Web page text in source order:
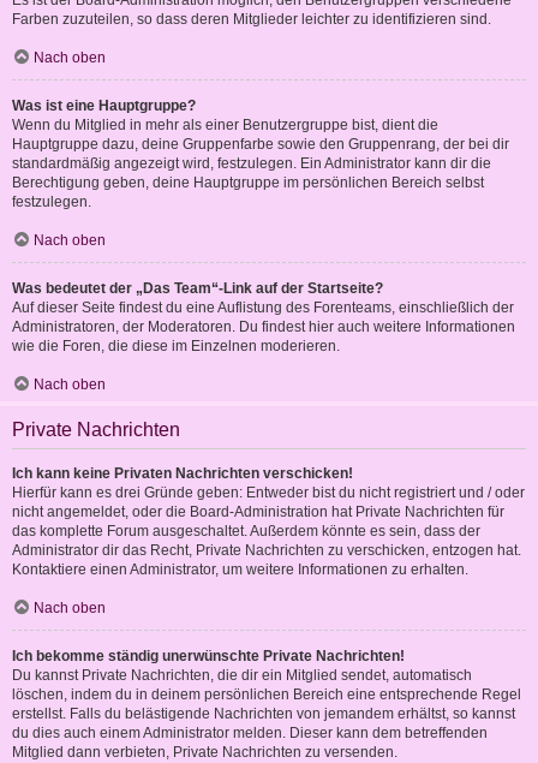
Farben zuzuteilen, so dass deren Mitglieder leichter zu identifizieren sind.
Nach oben
Was ist eine Hauptgruppe?
Wenn du Mitglied in mehr als einer Benutzergruppe bist, dient die
Hauptgruppe dazu, deine Gruppenfarbe sowie den Gruppenrang, der bei dir
standardmäßig angezeigt wird, festzulegen. Ein Administrator kann dir die
Berechtigung geben, deine Hauptgruppe im persönlichen Bereich selbst
festzulegen.
Nach oben
Was bedeutet der „Das Team“-Link auf der Startseite?
Auf dieser Seite findest du eine Auflistung des Forenteams, einschließlich der
Administratoren, der Moderatoren. Du findest hier auch weitere Informationen
wie die Foren, die diese im Einzelnen moderieren.
Nach oben
Private Nachrichten
Ich kann keine Privaten Nachrichten verschicken!
Hierfür kann es drei Gründe geben: Entweder bist du nicht registriert und / oder
nicht angemeldet, oder die Board-Administration hat Private Nachrichten für
das komplette Forum ausgeschaltet. Außerdem könnte es sein, dass der
Administrator dir das Recht, Private Nachrichten zu verschicken, entzogen hat.
Kontaktiere einen Administrator, um weitere Informationen zu erhalten.
Nach oben
Ich bekomme ständig unerwünschte Private Nachrichten!
Du kannst Private Nachrichten, die dir ein Mitglied sendet, automatisch
löschen, indem du in deinem persönlichen Bereich eine entsprechende Regel
erstellst. Falls du belästigende Nachrichten von jemandem erhältst, so kannst
du dies auch einem Administrator melden. Dieser kann dem betreffenden
Mitglied dann verbieten, Private Nachrichten zu versenden.